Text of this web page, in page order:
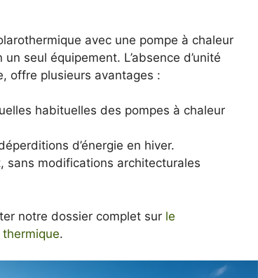
avec une pompe à chaleur
seul équipement. L’absence d’unité
offre plusieurs avantages :
habituelles des pompes à chaleur
d’énergie en hiver.
sans modifications architecturales
notre dossier complet sur le
.